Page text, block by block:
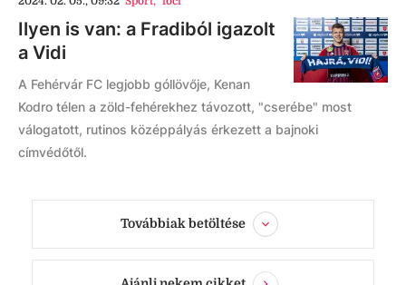
Ilyen is van: a Fradiból igazolt
a Vidi
A Fehérvár FC legjobb góllövője, Kenan
Kodro télen a zöld-fehérekhez távozott, "cserébe" most
válogatott, rutinos középpályás érkezett a bajnoki
címvédőtől.
Továbbiak betöltése